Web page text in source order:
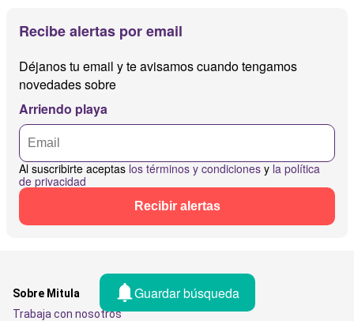
Recibe alertas por email
Déjanos tu email y te avisamos cuando tengamos
novedades sobre
Arriendo playa
Al suscribirte aceptas los términos y condiciones y la política
de privacidad
Recibir alertas
Guardar búsqueda
Sobre Mitula
Trabaja con nosotros